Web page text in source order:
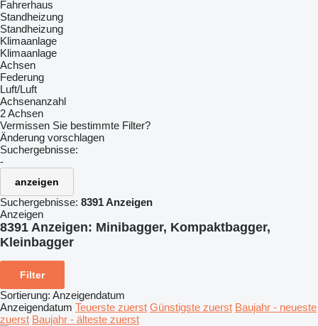
Fahrerhaus
Standheizung
Standheizung
Klimaanlage
Klimaanlage
Achsen
Federung
Luft/Luft
Achsenanzahl
2 Achsen
Vermissen Sie bestimmte Filter?
Änderung vorschlagen
Suchergebnisse:
-
anzeigen
Suchergebnisse: 8391 Anzeigen
Anzeigen
8391 Anzeigen: Minibagger, Kompaktbagger,
Kleinbagger
Filter
Sortierung: Anzeigendatum
Anzeigendatum Teuerste zuerst Günstigste zuerst Baujahr - neueste
zuerst Baujahr - älteste zuerst